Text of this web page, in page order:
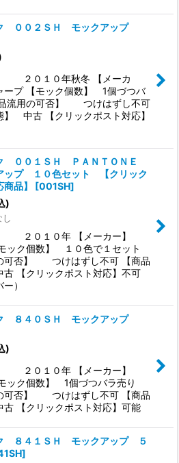
００２ＳＨ モックアップ
２０１０年秋冬 【メーカ
プ 【モック個数】 1個づつバ
流用の可否】 つけはずし不可
】 中古 【クリックポスト対応】
００１ＳＨ ＰＡＮＴＯＮＥ
ップ １０色セット 【クリック
品】
[001SH]
)
２０１０年 【メーカー】
ック個数】 １０色で１セット
の可否】 つけはずし不可 【商品
【クリックポスト対応】不可
）
８４０ＳＨ モックアップ
)
２０１０年 【メーカー】
ック個数】 1個づつバラ売り
の可否】 つけはずし不可 【商品
【クリックポスト対応】可能
８４１ＳＨ モックアップ ５
]